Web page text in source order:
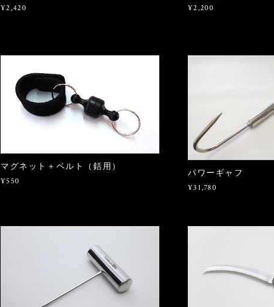
¥2,420 ¥2,200
マグネット＋ベルト（銛用）
¥550
パワーギャフ
¥31,780